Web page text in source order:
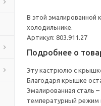
В этой эмалированной
холодильнике.
Артикул: 803.911.27
Подробнее о
Эту кастрюлю с
Благодаря крышке
Эмалированная сталь
температурный режим